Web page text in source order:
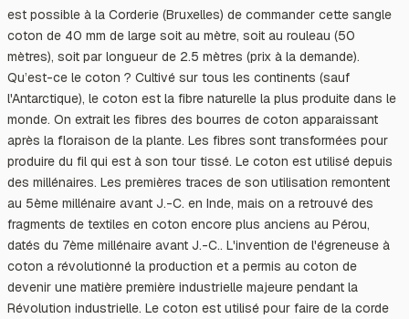
est possible à la Corderie (Bruxelles) de commander cette sangle
coton de 40 mm de large soit au mètre, soit au rouleau (50
mètres), soit par longueur de 2.5 mètres (prix à la demande).
Qu’est-ce le coton ? Cultivé sur tous les continents (sauf
l'Antarctique), le coton est la fibre naturelle la plus produite dans le
monde. On extrait les fibres des bourres de coton apparaissant
après la floraison de la plante. Les fibres sont transformées pour
produire du fil qui est à son tour tissé. Le coton est utilisé depuis
des millénaires. Les premières traces de son utilisation remontent
au 5ème millénaire avant J.-C. en Inde, mais on a retrouvé des
fragments de textiles en coton encore plus anciens au Pérou,
datés du 7ème millénaire avant J.-C.. L'invention de l'égreneuse à
coton a révolutionné la production et a permis au coton de
devenir une matière première industrielle majeure pendant la
Révolution industrielle. Le coton est utilisé pour faire de la corde